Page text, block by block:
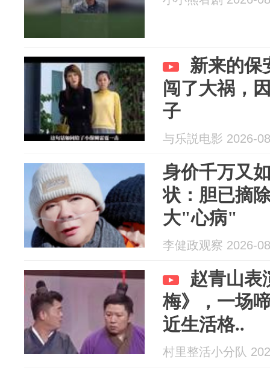
新来的保
闯了大祸，
子
与乐説电影 2026-
身价千万又
状：胆已摘
大"心病"
李健政观察 2026-
赵青山表
梅》，一场
近生活格..
村里整活小分队